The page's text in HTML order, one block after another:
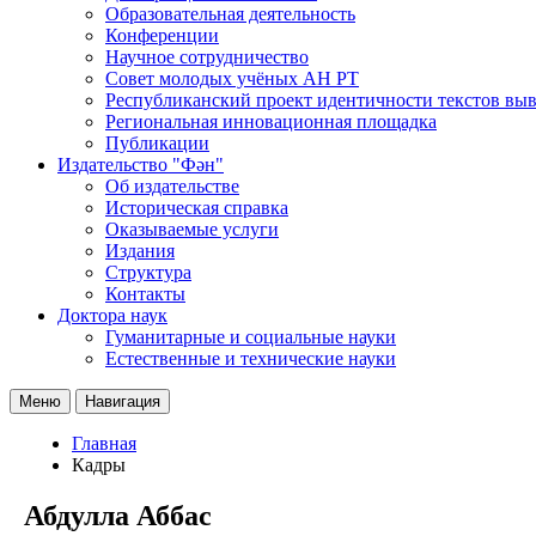
Образовательная деятельность
Конференции
Научное сотрудничество
Совет молодых учёных АН РТ
Республиканский проект идентичности текстов
Региональная инновационная площадка
Публикации
Издательство "Фән"
Об издательстве
Историческая справка
Оказываемые услуги
Издания
Структура
Контакты
Доктора наук
Гуманитарные и социальные науки
Естественные и технические науки
Меню Навигация
Главная
Кадры
Абдулла Аббас